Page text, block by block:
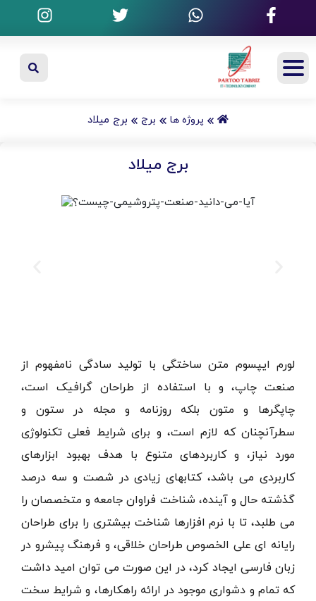
پروژه ها برج برج میلاد
برج میلاد
لورم ایپسوم متن ساختگی با تولید سادگی نامفهوم از
صنعت چاپ، و با استفاده از طراحان گرافیک است،
چاپگرها و متون بلکه روزنامه و مجله در ستون و
سطرآنچنان که لازم است، و برای شرایط فعلی تکنولوژی
مورد نیاز، و کاربردهای متنوع با هدف بهبود ابزارهای
کاربردی می باشد، کتابهای زیادی در شصت و سه درصد
گذشته حال و آینده، شناخت فراوان جامعه و متخصصان را
می طلبد، تا با نرم افزارها شناخت بیشتری را برای طراحان
رایانه ای علی الخصوص طراحان خلاقی، و فرهنگ پیشرو در
زبان فارسی ایجاد کرد، در این صورت می توان امید داشت
که تمام و دشواری موجود در ارائه راهکارها، و شرایط سخت